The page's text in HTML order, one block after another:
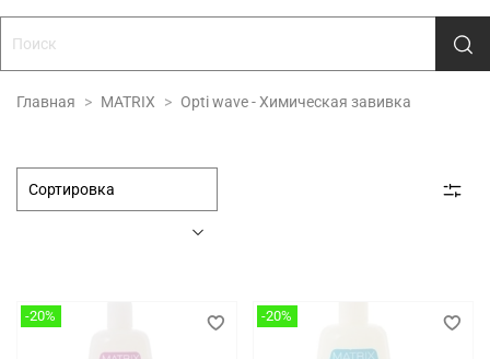
Главная MATRIX Opti wave - Химическая завивка
-20% -20%